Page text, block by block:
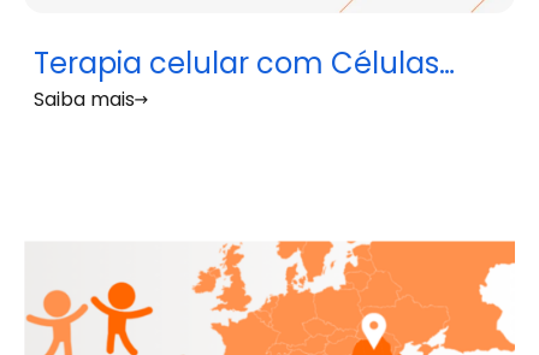
Terapia celular com Células
Mesenquimais permite
Saiba mais